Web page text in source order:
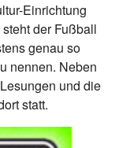
Einrichtung
der Fußball
genau so
nennen. Neben
und die
statt.